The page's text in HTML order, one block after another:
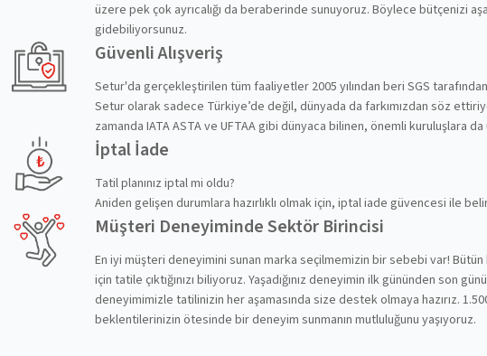
üzere pek çok ayrıcalığı da beraberinde sunuyoruz. Böylece bütçenizi
gidebiliyorsunuz.
Güvenli Alışveriş
Setur'da gerçekleştirilen tüm faaliyetler 2005 yılından beri SGS
Setur olarak sadece Türkiye’de değil, dünyada da farkımızdan söz
zamanda IATA ASTA ve UFTAA gibi dünyaca bilinen, önemli kuruluşlara
İptal İade
Tatil planınız iptal mi oldu?
Aniden gelişen durumlara hazırlıklı olmak için, iptal iade güvencesi ile
Müşteri Deneyiminde Sektör Birincisi
En iyi müşteri deneyimini sunan marka seçilmemizin bir sebebi var!
için tatile çıktığınızı biliyoruz. Yaşadığınız deneyimin ilk gününden son
deneyimimizle tatilinizin her aşamasında size destek olmaya hazırız.
beklentilerinizin ötesinde bir deneyim sunmanın mutluluğunu yaşıyoruz.